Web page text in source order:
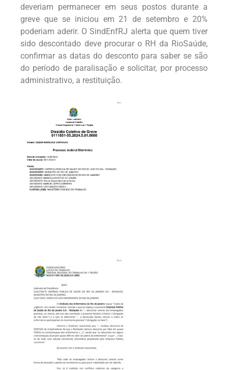
deveriam permanecer em seus postos durante a
greve que se iniciou em 21 de setembro e 20%
poderiam aderir. O SindEnfRJ alerta que quem tiver
sido descontado deve procurar o RH da RioSaúde,
confirmar as datas do desconto para saber se são
do período de paralisação e solicitar, por processo
administrativo, a restituição.